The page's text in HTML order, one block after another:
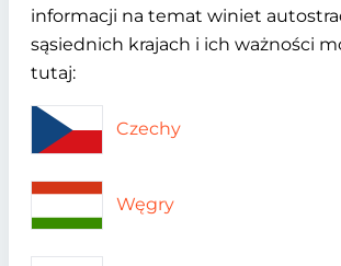
informacji na temat winiet
sąsiednich krajach i ich ważności
tutaj:
Czechy
Węgry